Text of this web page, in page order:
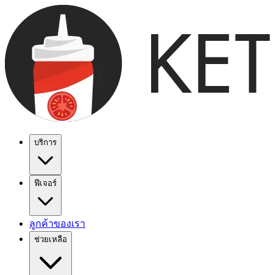
บริการ
ฟีเจอร์
ลูกค้าของเรา
ช่วยเหลือ